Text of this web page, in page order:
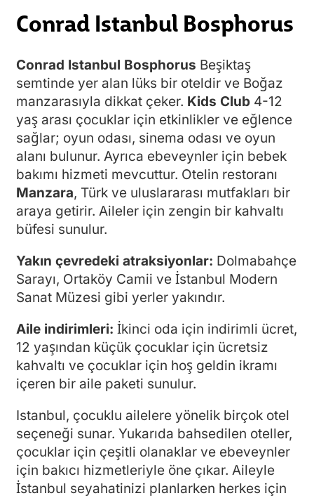
Conrad Istanbul Bosphorus
Conrad Istanbul Bosphorus Beşiktaş
semtinde yer alan lüks bir oteldir ve Boğaz
manzarasıyla dikkat çeker. Kids Club 4-12
yaş arası çocuklar için etkinlikler ve eğlence
sağlar; oyun odası, sinema odası ve oyun
alanı bulunur. Ayrıca ebeveynler için bebek
bakımı hizmeti mevcuttur. Otelin restoranı
Manzara, Türk ve uluslararası mutfakları bir
araya getirir. Aileler için zengin bir kahvaltı
büfesi sunulur.
Yakın çevredeki atraksiyonlar: Dolmabahçe
Sarayı, Ortaköy Camii ve İstanbul Modern
Sanat Müzesi gibi yerler yakındır.
Aile indirimleri: İkinci oda için indirimli ücret,
12 yaşından küçük çocuklar için ücretsiz
kahvaltı ve çocuklar için hoş geldin ikramı
içeren bir aile paketi sunulur.
Istanbul, çocuklu ailelere yönelik birçok otel
seçeneği sunar. Yukarıda bahsedilen oteller,
çocuklar için çeşitli olanaklar ve ebeveynler
için bakıcı hizmetleriyle öne çıkar. Aileyle
İstanbul seyahatinizi planlarken herkes için